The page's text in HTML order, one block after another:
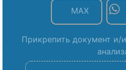
MAX
Прикрепить документ и/